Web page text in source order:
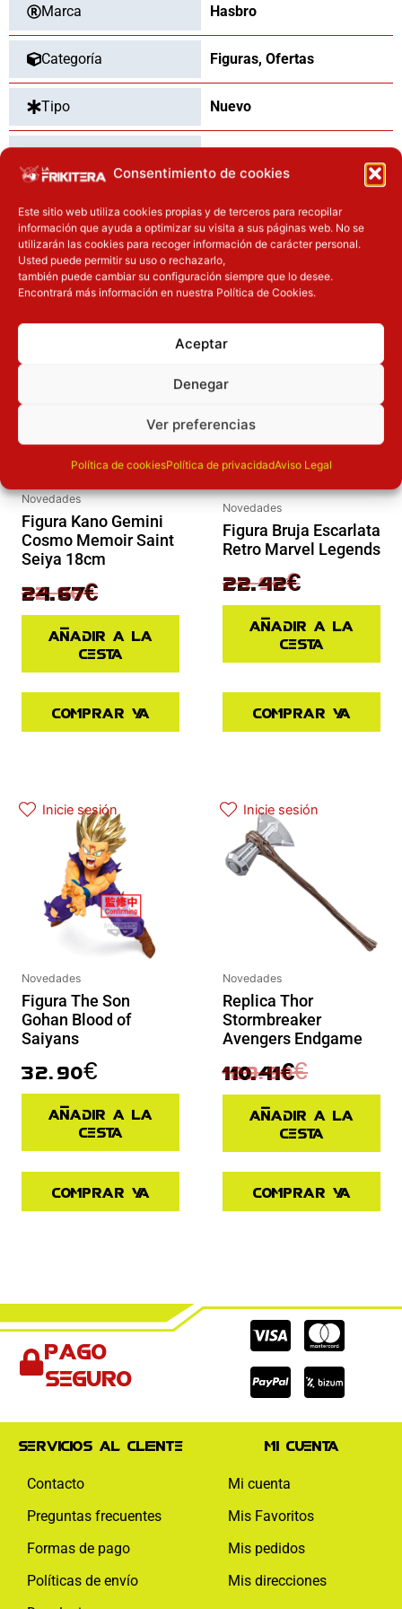
Consentimiento de cookies
Este sitio web utiliza cookies propias y de terceros para recopilar
información que ayuda a optimizar su visita a sus páginas web. No se
utilizarán las cookies para recoger información de carácter personal.
Usted puede permitir su uso o rechazarlo,
también puede cambiar su configuración siempre que lo desee.
Encontrará más información en nuestra Política de Cookies.
Aceptar
Denegar
Ver preferencias
Política de cookiesPolítica de privacidadAviso Legal
Marca Hasbro
Categoría Figuras, Ofertas
Tipo Nuevo
OTROS PRODUCTOS QUE TE
PUEDEN INTERESAR
Novedades
Figura Kano Gemini
Cosmo Memoir Saint
Seiya 18cm
32.90€
24.67€
Añadir a la
cesta
Comprar ya
Novedades
Figura Bruja Escarlata
Retro Marvel Legends
29.90€
22.42€
Añadir a la
cesta
Comprar ya
Inicie sesión
Novedades
Figura The Son
Gohan Blood of
Saiyans
32.90€
Añadir a la
cesta
Comprar ya
Inicie sesión
Novedades
Replica Thor
Stormbreaker
Avengers Endgame
129.90€
110.41€
Añadir a la
cesta
Comprar ya
Pago
seguro
Cc-
visa
Cc-
Cc-
paypal
Servicios al cliente
Contacto
Preguntas frecuentes
Formas de pago
Políticas de envío
Mi cuenta
Mi cuenta
Mis Favoritos
Mis pedidos
Mis direcciones